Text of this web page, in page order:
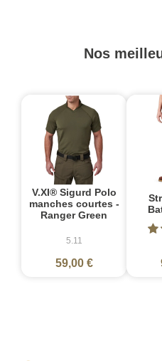
Nos
V.XI® Sigurd Polo
manches courtes -
Ranger Green
5.11
59,00 €